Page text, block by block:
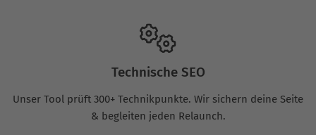
Technische SEO
Unser Tool prüft 300+ Technikpunkte. Wir sichern deine Seite
& begleiten jeden Relaunch.